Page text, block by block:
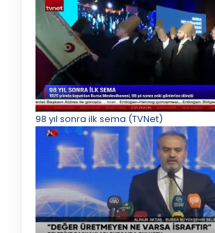
98 yıl sonra ilk sema (TVNet)